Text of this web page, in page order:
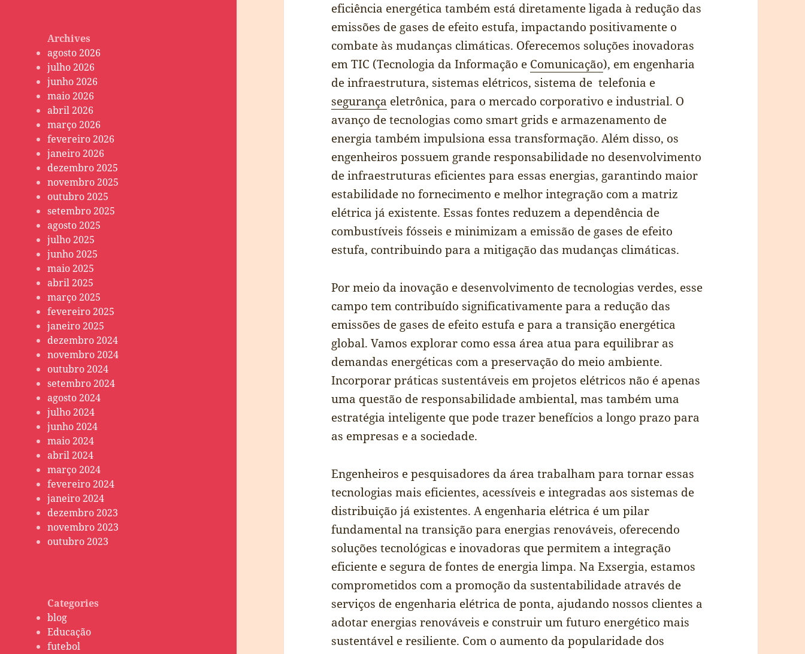
Archives
agosto 2026
julho 2026
junho 2026
maio 2026
abril 2026
março 2026
fevereiro 2026
janeiro 2026
dezembro 2025
novembro 2025
outubro 2025
setembro 2025
agosto 2025
julho 2025
junho 2025
maio 2025
abril 2025
março 2025
fevereiro 2025
janeiro 2025
dezembro 2024
novembro 2024
outubro 2024
setembro 2024
agosto 2024
julho 2024
junho 2024
maio 2024
abril 2024
março 2024
fevereiro 2024
janeiro 2024
dezembro 2023
novembro 2023
outubro 2023
Categories
blog
Educação
futebol
eficiência energética também está diretamente ligada à redução das
emissões de gases de efeito estufa, impactando positivamente o
combate às mudanças climáticas. Oferecemos soluções inovadoras
em TIC (Tecnologia da Informação e Comunicação), em engenharia
de infraestrutura, sistemas elétricos, sistema de telefonia e
segurança eletrônica, para o mercado corporativo e industrial. O
avanço de tecnologias como smart grids e armazenamento de
energia também impulsiona essa transformação. Além disso, os
engenheiros possuem grande responsabilidade no desenvolvimento
de infraestruturas eficientes para essas energias, garantindo maior
estabilidade no fornecimento e melhor integração com a matriz
elétrica já existente. Essas fontes reduzem a dependência de
combustíveis fósseis e minimizam a emissão de gases de efeito
estufa, contribuindo para a mitigação das mudanças climáticas.
Por meio da inovação e desenvolvimento de tecnologias verdes, esse
campo tem contribuído significativamente para a redução das
emissões de gases de efeito estufa e para a transição energética
global. Vamos explorar como essa área atua para equilibrar as
demandas energéticas com a preservação do meio ambiente.
Incorporar práticas sustentáveis em projetos elétricos não é apenas
uma questão de responsabilidade ambiental, mas também uma
estratégia inteligente que pode trazer benefícios a longo prazo para
as empresas e a sociedade.
Engenheiros e pesquisadores da área trabalham para tornar essas
tecnologias mais eficientes, acessíveis e integradas aos sistemas de
distribuição já existentes. A engenharia elétrica é um pilar
fundamental na transição para energias renováveis, oferecendo
soluções tecnológicas e inovadoras que permitem a integração
eficiente e segura de fontes de energia limpa. Na Exsergia, estamos
comprometidos com a promoção da sustentabilidade através de
serviços de engenharia elétrica de ponta, ajudando nossos clientes a
adotar energias renováveis e construir um futuro energético mais
sustentável e resiliente. Com o aumento da popularidade dos